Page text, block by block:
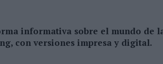
informativa sobre el mundo de
con versiones impresa y digital.